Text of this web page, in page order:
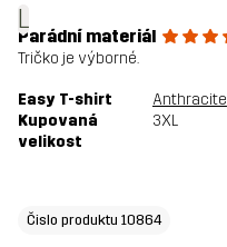
L
Parádní materiál
Tričko je výborné.
Easy T-shirt
Anthracite
Kupovaná
velikost
3XL
Čislo produktu 10864